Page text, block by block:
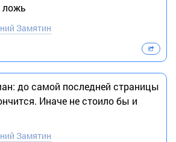
ложь
Замятин
до самой последней страницы
Иначе не стоило бы и
Замятин